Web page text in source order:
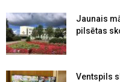
Jaunais
pilsētas
Ventspils